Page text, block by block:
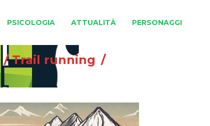
PSICOLOGIA ATTUALITÀ PERSONAGGI
/Trail running /